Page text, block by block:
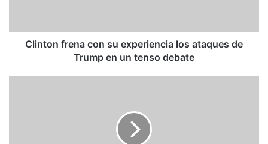
Trump
Clinton frena con su experiencia los ataques de
Trump en un tenso debate